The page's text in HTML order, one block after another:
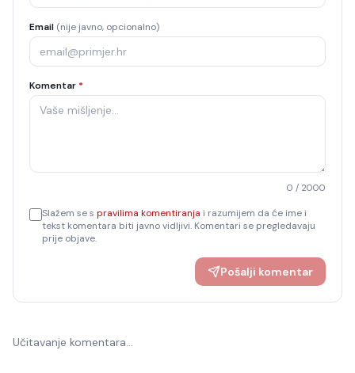
Email (nije javno, opcionalno)
Komentar *
0 / 2000
Slažem se s pravilima komentiranja i razumijem da će ime i
tekst komentara biti javno vidljivi. Komentari se pregledavaju
prije objave.
Pošalji komentar
Učitavanje komentara…